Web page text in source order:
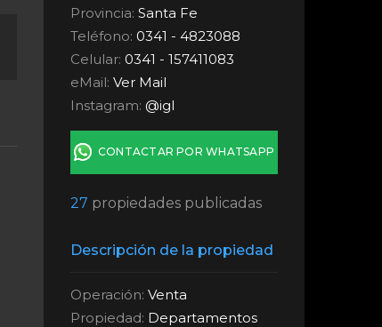
Provincia:Santa Fe
Teléfono: 0341 - 4823088
Celular: 0341 - 157411083
eMail:Ver Mail
Instagram: @igl
CONTACTAR POR WHATSAPP
27 propiedades publicadas
Descripción de la propiedad
Operación: Venta
Propiedad: Departamentos